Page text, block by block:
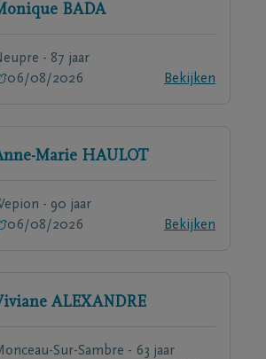
BADA
- 87 jaar
06/08/2026
Bekijken
Marie HAULOT
- 90 jaar
06/08/2026
Bekijken
ALEXANDRE
Sur-Sambre - 63 jaar